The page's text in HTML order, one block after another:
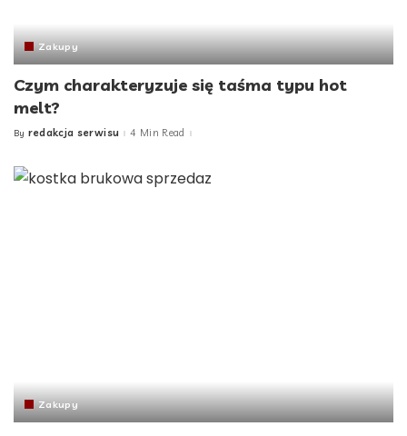
Zakupy
Czym charakteryzuje się taśma typu hot
melt?
Posted
By redakcja serwisu 4 Min Read
Zakupy